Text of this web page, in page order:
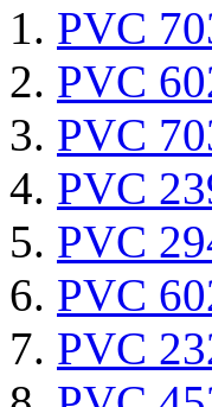
PVC
PVC
PVC
PVC
PVC
PVC
PVC